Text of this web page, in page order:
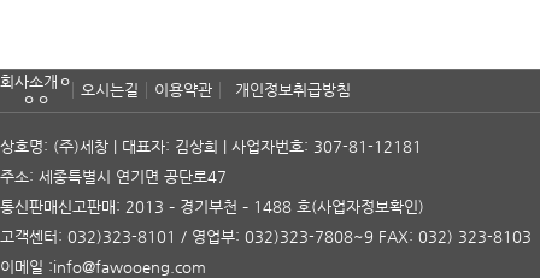
회사소개ㅇ
ㅇㅇ
오시는길 이용약관 개인정보취급방침
상호명: (주)세창 | 대표자: 김상희 | 사업자번호: 307-81-12181
주소: 세종특별시 연기면 공단로47
통신판매신고판매: 2013 – 경기부천 – 1488 호(사업자정보확인)
고객센터: 032)323-8101 / 영업부: 032)323-7808~9 FAX: 032) 323-8103
이메일 :info@fawooeng.com